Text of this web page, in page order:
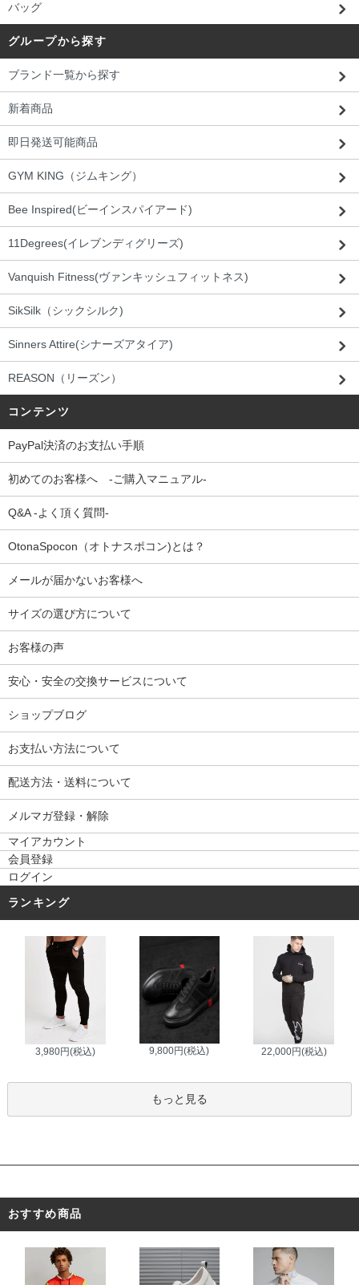
バッグ
グループから探す
ブランド一覧から探す
新着商品
即日発送可能商品
GYM KING（ジムキング）
Bee Inspired(ビーインスパイアード)
11Degrees(イレブンディグリーズ)
Vanquish Fitness(ヴァンキッシュフィットネス)
SikSilk（シックシルク)
Sinners Attire(シナーズアタイア)
REASON（リーズン）
コンテンツ
PayPal決済のお支払い手順
初めてのお客様へ -ご購入マニュアル-
Q&A -よく頂く質問-
OtonaSpocon（オトナスポコン)とは？
メールが届かないお客様へ
サイズの選び方について
お客様の声
安心・安全の交換サービスについて
ショップブログ
お支払い方法について
配送方法・送料について
メルマガ登録・解除
マイアカウント
会員登録
ログイン
ランキング
3,980円(税込) 9,800円(税込) 22,000円(税込)
もっと見る
おすすめ商品